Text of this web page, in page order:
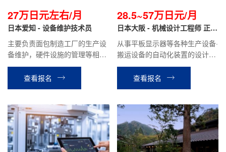
27万日元左右/月
日本爱知 - 设备维护技术员
主要负责面包制造工厂的生产设
备维护，硬件设施的管理等相关
工作。
查看报名
28.5~57万日元/月
日本大阪 - 机械设计工程师 正社
从事平板显示器等各种生产设备·
搬运设备的自动化装置的设计工
作。负责初期的沟通，设计，生
产，试运行等全程业务。
查看报名